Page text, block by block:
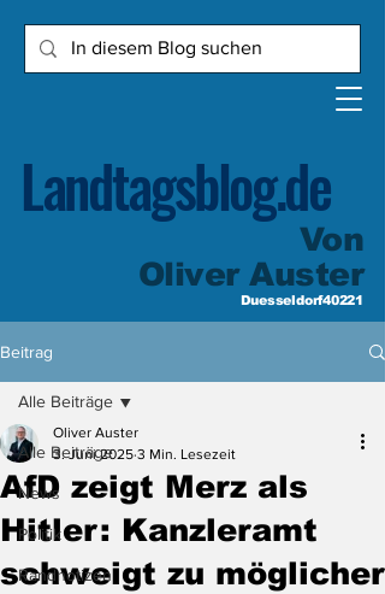
Landtagsblog.de
Von
Oliver Auster
Duesseldorf40221
Beitrag
Alle Beiträge
News
Politik
Randnotizen
Alle Beiträge
AfD zeigt Merz als
Hitler: Kanzleramt
schweigt zu möglicher
Oliver Auster
3. Juni 2025 3 Min. Lesezeit